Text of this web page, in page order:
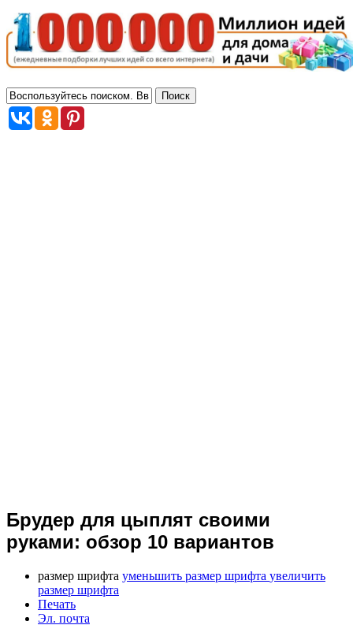
Брудер для цыплят своими
руками: обзор 10 вариантов
размер шрифта уменьшить размер шрифта увеличить
размер шрифта
Печать
Эл. почта